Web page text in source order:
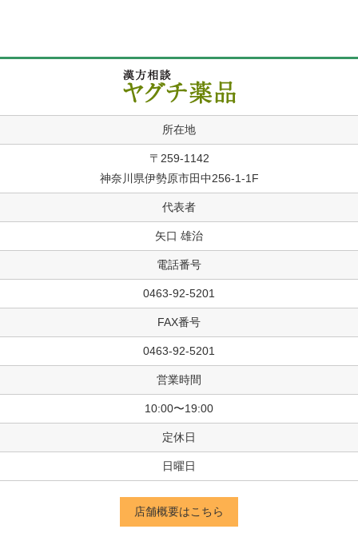
所在地
〒259-1142
神奈川県伊勢原市田中256-1-1F
代表者
矢口 雄治
電話番号
0463-92-5201
FAX番号
0463-92-5201
営業時間
10:00〜19:00
定休日
日曜日
店舗概要はこちら